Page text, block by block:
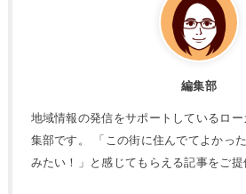
編集部
地域情報の発信をサポートしているロ
集部です。 「この街に住んでてよかっ
みたい！」と感じてもらえる記事をご提